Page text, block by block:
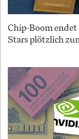
Chip-Boom
Stars plötzlich